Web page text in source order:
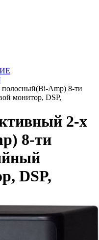
Amp) 8-ти
монитор, DSP,
2-х
8-ти
DSP,